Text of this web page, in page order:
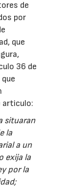
de
por
que
36 de
articulo:
situaran
la
a un
exija la
por la